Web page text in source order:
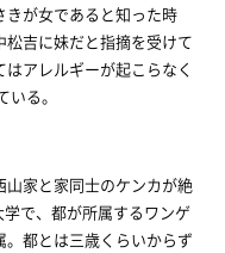
きが女であると知った時
吉に妹だと指摘を受けて
アレルギーが起こらなく
る。
家と家同士のケンカが絶
で、都が所属するワンゲ
都とは三歳くらいからず